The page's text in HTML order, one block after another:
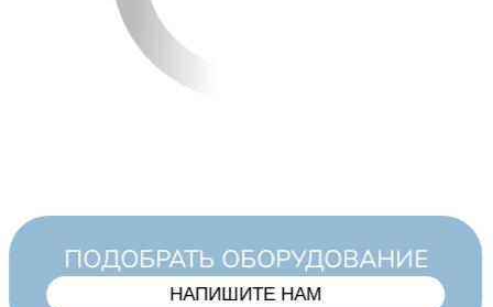
ПОДОБРАТЬ ОБОРУДОВАНИЕ
НАПИШИТЕ НАМ